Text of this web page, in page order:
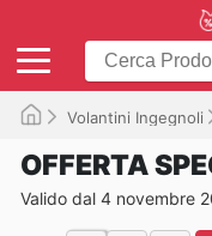
Volantini Ingegnoli
OFFERTA
Valido dal 4 novembre